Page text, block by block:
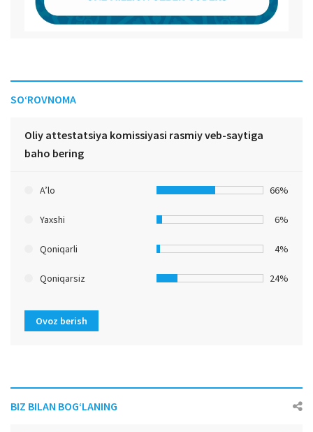
SO‘ROVNOMA
Oliy attestatsiya komissiyasi rasmiy veb-saytiga
baho bering
A’lo 66%
Yaxshi 6%
Qoniqarli 4%
Qoniqarsiz 24%
Ovoz berish
BIZ BILAN BOG‘LANING